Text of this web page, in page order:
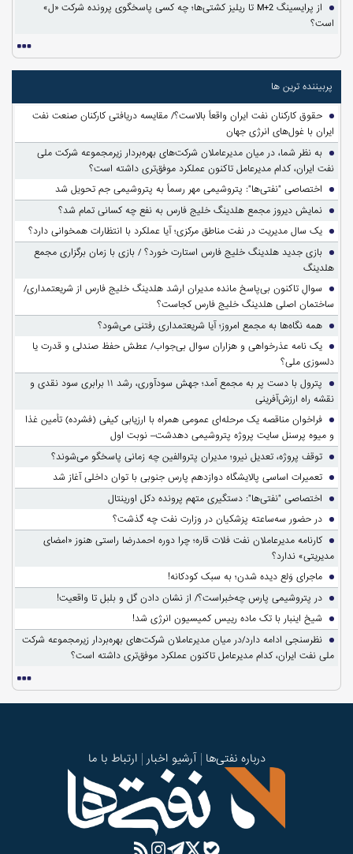
از پرایسینگ M+2 تا ریلیز کشتی‌ها؛ چه کسی پاسخگوی پرونده شرکت «ل»
است؟
پربیننده ترین ها
حقوق کارکنان نفت ایران واقعاً بالاست؟/ مقایسه دریافتی کارکنان صنعت نفت
ایران با غول‌های انرژی جهان
به نظر شما، در میان مدیرعاملان شرکت‌های بهره‌بردار زیرمجموعه شرکت ملی
نفت ایران، کدام مدیرعامل تاکنون عملکرد موفق‌تری داشته است؟
اختصاصی "نفتی‌ها": پتروشیمی مهر رسماً به پتروشیمی جم تحویل شد
نمایش دیروز مجمع هلدینگ خلیج فارس به نفع چه کسانی تمام شد؟
یک سال مدیریت در نفت مناطق مرکزی؛ آیا عملکرد با انتظارات همخوانی دارد؟
بازی جدید هلدینگ خلیج فارس استارت خورد؟ / بازی با زمان برگزاری مجمع
هلدینگ
سوالِ تاکنون بی‌پاسخ مانده مدیران ارشد هلدینگ خلیج فارس از شریعتمداری/
ساختمان اصلی هلدینگ خلیج فارس کجاست؟
همه نگاه‌ها به مجمع امروز؛ آیا شریعتمداری رفتنی می‌شود؟
یک نامه عذرخواهی و هزاران سوال بی‌جواب/ عطش حفظ صندلی و قدرت یا
دلسوزی ملی؟
پترول با دست پر به مجمع آمد؛ جهش سودآوری، رشد ۱۱ برابری سود نقدی و
نقشه راه ارزش‌آفرینی
فراخوان مناقصه یک مرحله‌ای عمومی همراه با ارزیابی کیفی (فشرده) تأمین غذا
و میوه پرسنل سایت پروژه پتروشیمی دهدشت– نوبت اول
توقف پروژه، تعدیل نیرو؛ مدیران پتروالفین چه زمانی پاسخگو می‌شوند؟
تعمیرات اساسی پالایشگاه دوازدهم پارس جنوبی با توان داخلی آغاز شد
اختصاصی "نفتی‌ها": دستگیری متهم پرونده دکل اورینتال
در حضور سه‌ساعته پزشکیان در وزارت نفت چه گذشت؟
کارنامه مدیرعاملان نفت فلات قاره؛ چرا دوره احمدرضا راستی هنوز «امضای
مدیریتی» ندارد؟
ماجرای وَلع دیده شدن؛ به سبک کودکانه!
در پتروشیمی پارس چه‌خبراست؟/ از نشان دادن گل و بلبل تا واقعیت!
شیخ اینبار با تک ماده رییس کمیسیون انرژی شد!
نظرسنجی ادامه دارد/در میان مدیرعاملان شرکت‌های بهره‌بردار زیرمجموعه شرکت
ملی نفت ایران، کدام مدیرعامل تاکنون عملکرد موفق‌تری داشته است؟
درباره نفتی‌ها آرشیو اخبار ارتباط با ما